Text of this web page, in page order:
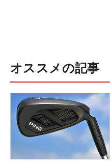
オススメの記事